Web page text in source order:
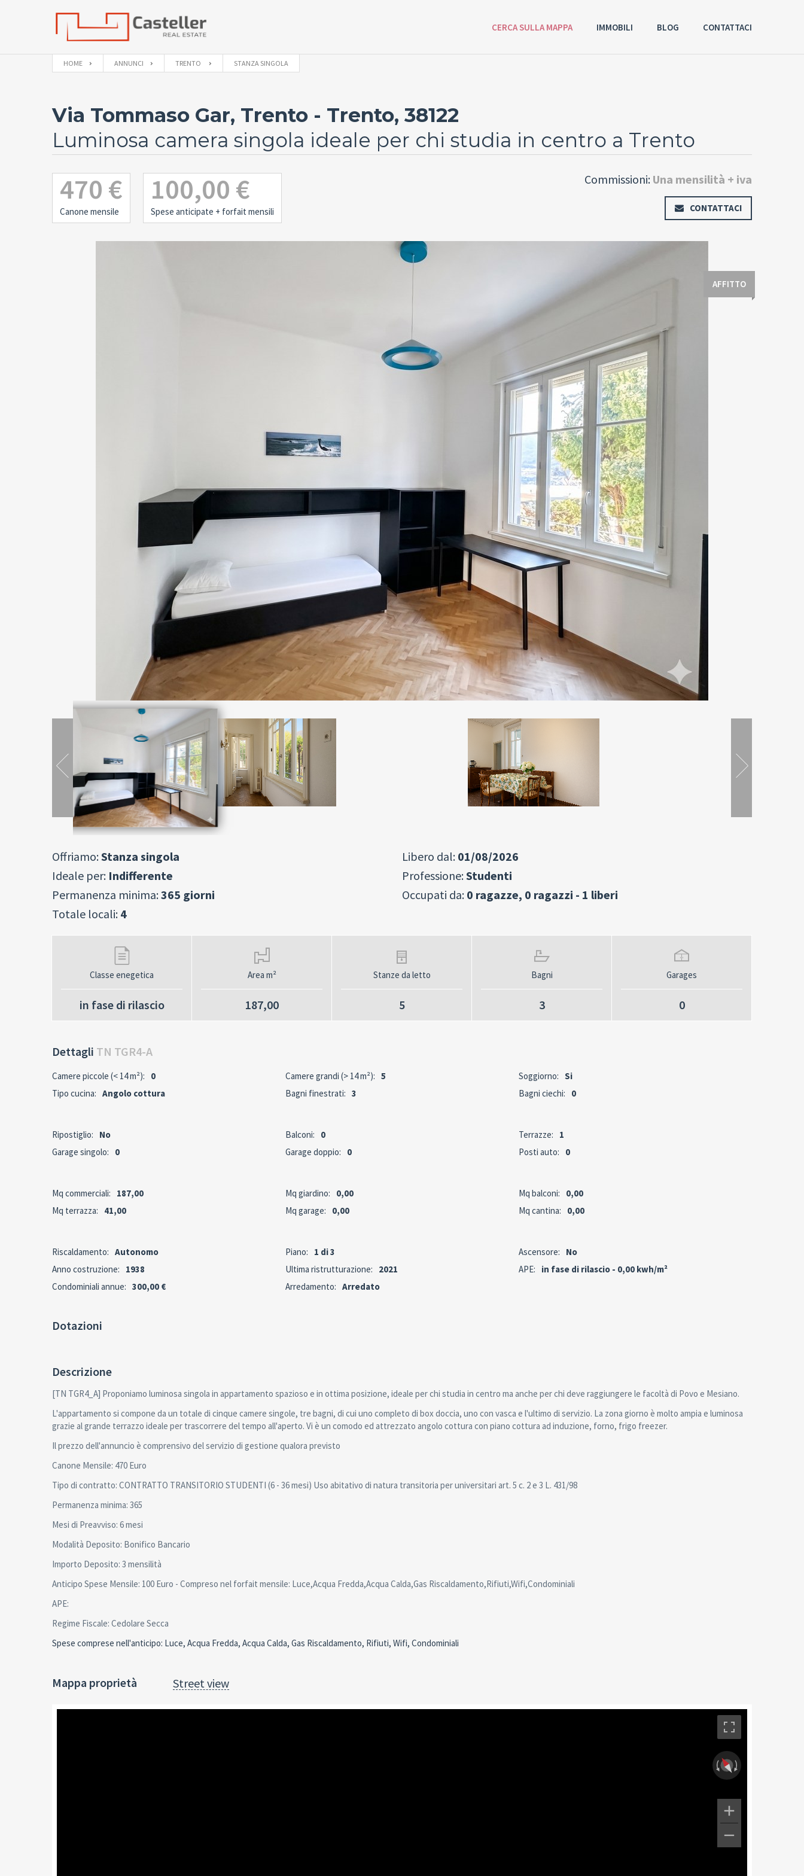
CERCA SULLA MAPPA IMMOBILI BLOG CONTATTACI
HOME ANNUNCI TRENTO STANZA SINGOLA
Via Tommaso Gar, Trento - Trento, 38122
Luminosa camera singola ideale per chi studia in centro a Trento
470 €
Canone mensile
100,00 €
Spese anticipate + forfait mensili
Commissioni: Una mensilità + iva
CONTATTACI
AFFITTO
Offriamo:Stanza singola Libero dal: 01/08/2026
Ideale per: Indifferente Professione:Studenti
Permanenza minima:365 giorni Occupati da: 0 ragazze, 0 ragazzi - 1 liberi
Totale locali: 4
Classe enegetica
in fase di rilascio
Area m²
187,00
Stanze da letto
5
Bagni
3
Garages
0
Dettagli TN TGR4-A
Camere piccole (< 14 m²): 0 Camere grandi (> 14 m²): 5 Soggiorno: Si
Tipo cucina: Angolo cottura Bagni finestrati: 3 Bagni ciechi: 0
Ripostiglio: No Balconi: 0 Terrazze:
1
Garage singolo:
0 Garage doppio: 0 Posti auto: 0
Mq commerciali: 187,00 Mq giardino: 0,00 Mq balconi:
0,00
Mq terrazza:
41,00 Mq garage: 0,00 Mq cantina: 0,00
Riscaldamento: Autonomo Piano: 1 di 3 Ascensore:
No
Anno costruzione:
1938 Ultima ristrutturazione: 2021 APE:
in fase di rilascio - 0,00 kwh/m²
Condominiali annue: 300,00 € Arredamento: Arredato
Dotazioni
Descrizione
[TN TGR4_A] Proponiamo luminosa singola in appartamento spazioso e in ottima posizione, ideale per chi studia in centro ma anche per chi deve raggiungere le facoltà di Povo e Mesiano.
L'appartamento si compone da un totale di cinque camere singole, tre bagni, di cui uno completo di box doccia, uno con vasca e l'ultimo di servizio. La zona giorno è molto ampia e luminosa
grazie al grande terrazzo ideale per trascorrere del tempo all'aperto. Vi è un comodo ed attrezzato angolo cottura con piano cottura ad induzione, forno, frigo freezer.
Il prezzo dell'annuncio è comprensivo del servizio di gestione qualora previsto
Canone Mensile: 470 Euro
Tipo di contratto: CONTRATTO TRANSITORIO STUDENTI (6 - 36 mesi) Uso abitativo di natura transitoria per universitari art. 5 c. 2 e 3 L. 431/98
Permanenza minima: 365
Mesi di Preavviso: 6 mesi
Modalità Deposito: Bonifico Bancario
Importo Deposito: 3 mensilità
Anticipo Spese Mensile: 100 Euro - Compreso nel forfait mensile: Luce,Acqua Fredda,Acqua Calda,Gas Riscaldamento,Rifiuti,Wifi,Condominiali
APE:
Regime Fiscale: Cedolare Secca
Spese comprese nell'anticipo: Luce, Acqua Fredda, Acqua Calda, Gas Riscaldamento, Rifiuti, Wifi, Condominiali
Mappa proprietà Street view